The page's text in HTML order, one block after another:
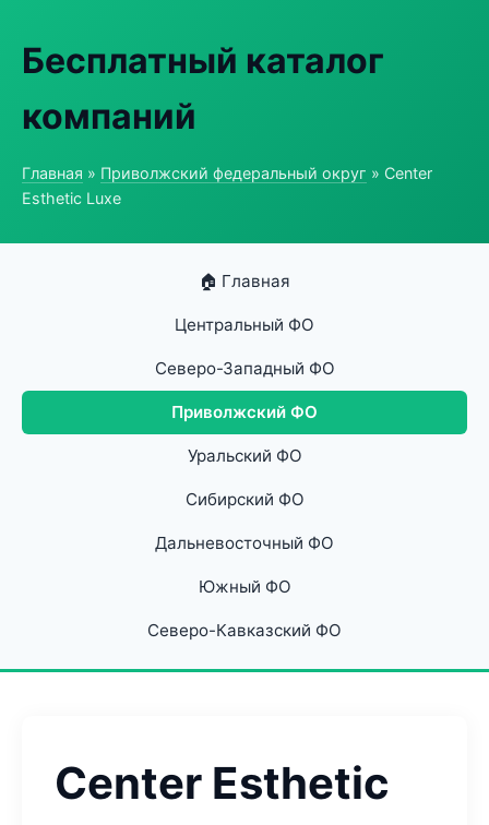
Бесплатный каталог
компаний
Главная » Приволжский федеральный округ » Center
Esthetic Luxe
🏠 Главная
Центральный ФО
Северо-Западный ФО
Приволжский ФО
Уральский ФО
Сибирский ФО
Дальневосточный ФО
Южный ФО
Северо-Кавказский ФО
Center Esthetic